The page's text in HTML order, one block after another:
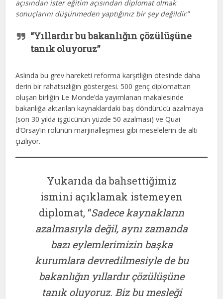
açısından ister eğitim açısından diplomat olmak
sonuçlarını düşünmeden yaptığınız bir şey değildir.”
“Yıllardır bu bakanlığın çözülüşüne
tanık oluyoruz”
Aslında bu grev hareketi reforma karşıtlığın ötesinde daha
derin bir rahatsızlığın göstergesi. 500 genç diplomattan
oluşan birliğin Le Monde’da yayımlanan makalesinde
bakanlığa aktarılan kaynaklardaki baş döndürücü azalmaya
(son 30 yılda işgücünün yüzde 50 azalması) ve Quai
d’Orsay’in rolünün marjinalleşmesi gibi meselelerin de altı
çiziliyor.
Yukarıda da bahsettiğimiz
ismini açıklamak istemeyen
diplomat, “Sadece kaynakların
azalmasıyla değil, aynı zamanda
bazı eylemlerimizin başka
kurumlara devredilmesiyle de bu
bakanlığın yıllardır çözülüşüne
tanık oluyoruz. Biz bu mesleği